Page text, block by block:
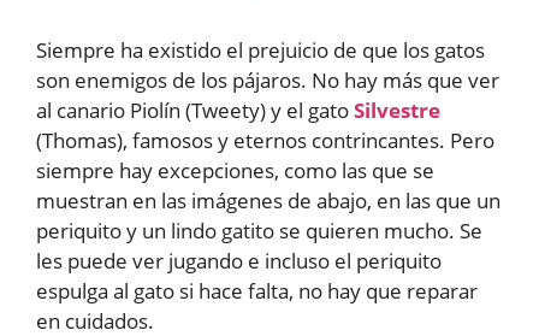
Siempre ha existido el prejuicio de que los gatos
son enemigos de los pájaros. No hay más que ver
al canario Piolín (Tweety) y el gatoSilvestre
(Thomas), famosos y eternos contrincantes. Pero
siempre hay excepciones, como las que se
muestran en las imágenes de abajo, en las que un
periquito y un lindo gatito se quieren mucho. Se
les puede ver jugando e incluso el periquito
espulga al gato si hace falta, no hay que reparar
en cuidados.